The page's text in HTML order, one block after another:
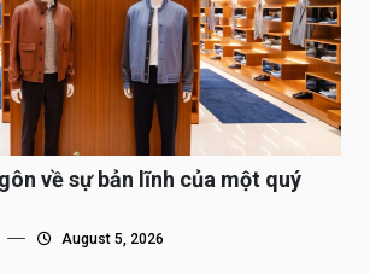
về sự bản lĩnh của một quý
August 5, 2026